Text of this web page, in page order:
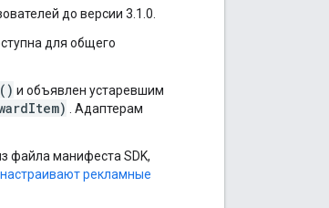
до версии 3.1.0.
для общего
и объявлен устаревшим
. Адаптерам
файла манифеста SDK,
настраивают рекламные